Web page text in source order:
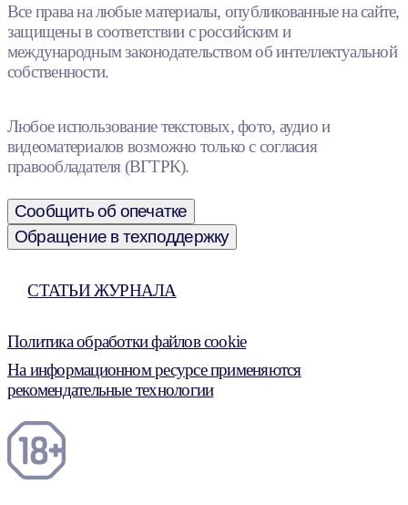
Все права на любые материалы, опубликованные на сайте,
защищены в соответствии с российским и
международным законодательством об интеллектуальной
собственности.
Любое использование текстовых, фото, аудио и
видеоматериалов возможно только с согласия
правообладателя (ВГТРК).
Сообщить об опечатке
Обращение в техподдержку
СТАТЬИ ЖУРНАЛА
Политика обработки файлов cookie
На информационном ресурсе применяются
рекомендательные технологии